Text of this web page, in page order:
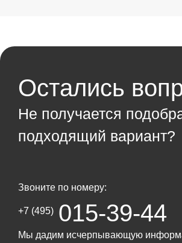
Остались
Не получается
подходящий вариант?
Звоните по номеру:
+7 (495) 015-39-44
Мы дадим исчерпывающую